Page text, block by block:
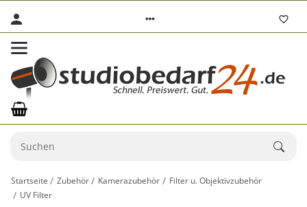
Startseite Zubehör Kamerazubehör
Filter u. Objektivzubehör
UV Filter